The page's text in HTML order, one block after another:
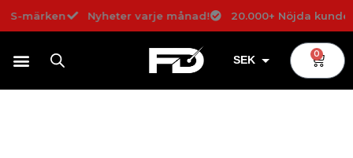
till
märken Nyheter varje månad! 20.000+ Nöjda kunder!
SEK
USD
0